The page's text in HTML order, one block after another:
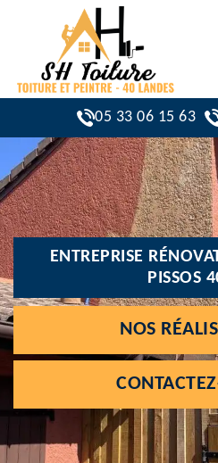
05 33 06 15 63
ENTREPRISE
PISSOS
NOS